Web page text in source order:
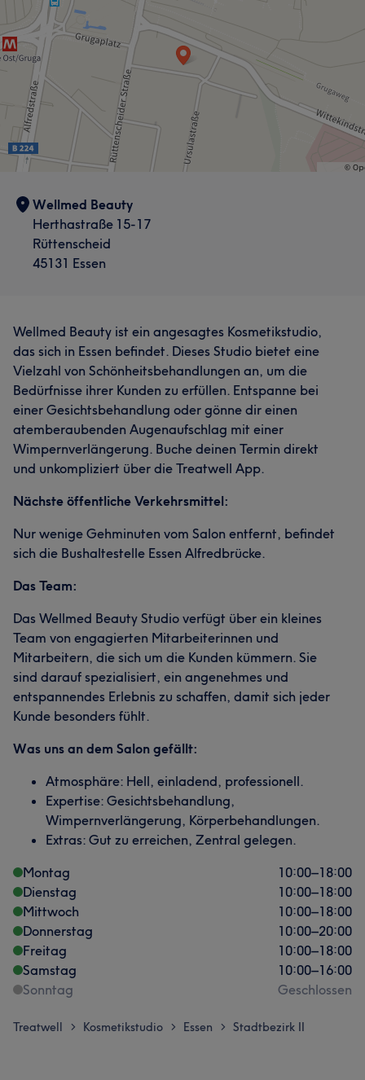
Wellmed Beauty
Herthastraße 15-17
Rüttenscheid
45131 Essen
Wellmed Beauty ist ein angesagtes Kosmetikstudio,
das sich in Essen befindet. Dieses Studio bietet eine
Vielzahl von Schönheitsbehandlungen an, um die
Bedürfnisse ihrer Kunden zu erfüllen. Entspanne bei
einer Gesichtsbehandlung oder gönne dir einen
atemberaubenden Augenaufschlag mit einer
Wimpernverlängerung. Buche deinen Termin direkt
und unkompliziert über die Treatwell App.
Nächste öffentliche Verkehrsmittel:
Nur wenige Gehminuten vom Salon entfernt, befindet
sich die Bushaltestelle Essen Alfredbrücke.
Das Team:
Das Wellmed Beauty Studio verfügt über ein kleines
Team von engagierten Mitarbeiterinnen und
Mitarbeitern, die sich um die Kunden kümmern. Sie
sind darauf spezialisiert, ein angenehmes und
entspannendes Erlebnis zu schaffen, damit sich jeder
Kunde besonders fühlt.
Was uns an dem Salon gefällt:
Atmosphäre: Hell, einladend, professionell.
Expertise: Gesichtsbehandlung,
Wimpernverlängerung, Körperbehandlungen.
Extras: Gut zu erreichen, Zentral gelegen.
Montag
10:00–18:00
Dienstag
10:00–18:00
Mittwoch
10:00–18:00
Donnerstag
10:00–20:00
Freitag
10:00–18:00
Samstag
10:00–16:00
Sonntag
Geschlossen
Treatwell > Kosmetikstudio > Essen > Stadtbezirk II